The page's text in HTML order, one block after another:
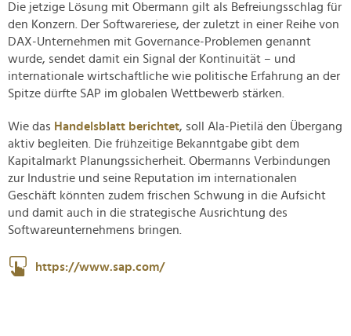
Die jetzige Lösung mit Obermann gilt als Befreiungsschlag für
den Konzern. Der Softwareriese, der zuletzt in einer Reihe von
DAX-Unternehmen mit Governance-Problemen genannt
wurde, sendet damit ein Signal der Kontinuität – und
internationale wirtschaftliche wie politische Erfahrung an der
Spitze dürfte SAP im globalen Wettbewerb stärken.
Wie das Handelsblatt berichtet, soll Ala-Pietilä den Übergang
aktiv begleiten. Die frühzeitige Bekanntgabe gibt dem
Kapitalmarkt Planungssicherheit. Obermanns Verbindungen
zur Industrie und seine Reputation im internationalen
Geschäft könnten zudem frischen Schwung in die Aufsicht
und damit auch in die strategische Ausrichtung des
Softwareunternehmens bringen.
https://www.sap.com/